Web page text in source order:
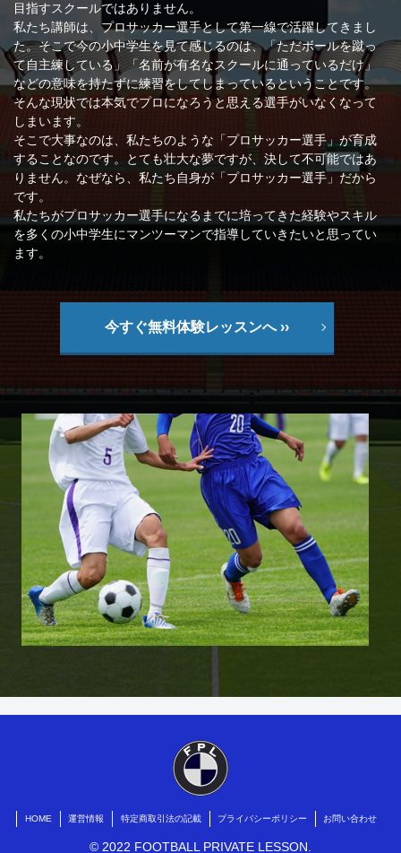
目指すスクールではありません。
私たち講師は、プロサッカー選手として第一線で活躍してきまし
た。そこで今の小中学生を見て感じるのは、「ただボールを蹴っ
て自主練している」「名前が有名なスクールに通っているだけ」
などの意味を持たずに練習をしてしまっているということです。
そんな現状では本気でプロになろうと思える選手がいなくなって
しまいます。
そこで大事なのは、私たちのような「プロサッカー選手」が育成
することなのです。とても壮大な夢ですが、決して不可能ではあ
りません。なぜなら、私たち自身が「プロサッカー選手」だから
です。
私たちがプロサッカー選手になるまでに培ってきた経験やスキル
を多くの小中学生にマンツーマンで指導していきたいと思ってい
ます。
今すぐ無料体験レッスンへ ››
HOME 運営情報 特定商取引法の記載 プライバシーポリシー お問い合わせ
© 2022 FOOTBALL PRIVATE LESSON.